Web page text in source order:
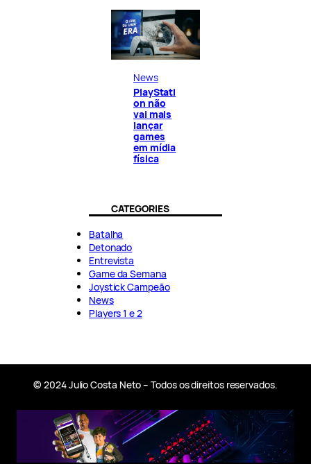
News
PlayStati
on não
vai mais
lançar
games
em mídia
física
CATEGORIES
Batalha
Detonado
Entrevista
Game da Semana
Joystick Campeão
News
Players 1 e 2
© 2024 Julio Costa Neto – Todos os direitos reservados.